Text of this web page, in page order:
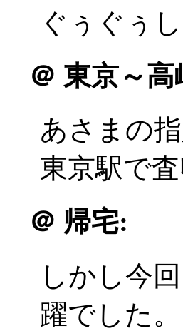
ぐぅぐぅ
＠ 東京～高
あさまの
東京駅で
＠ 帰宅:
しかし今
躍でした。